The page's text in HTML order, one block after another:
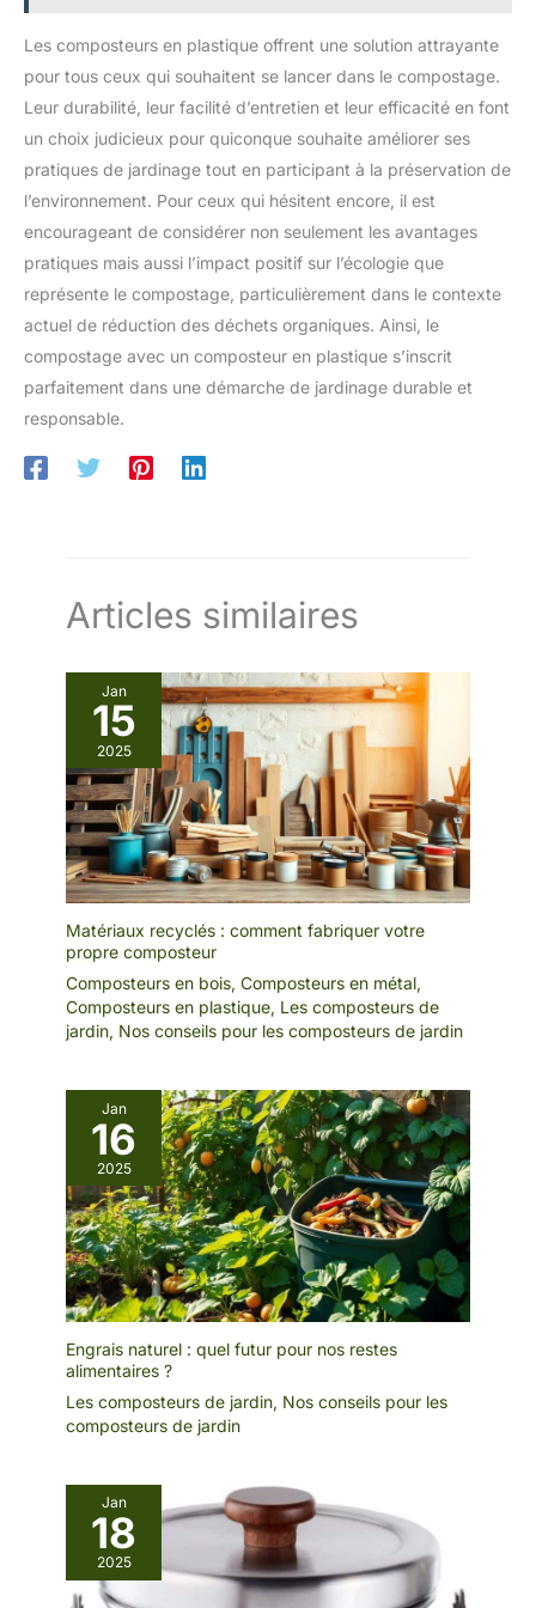
Les composteurs en plastique offrent une solution attrayante
pour tous ceux qui souhaitent se lancer dans le compostage.
Leur durabilité, leur facilité d’entretien et leur efficacité en font
un choix judicieux pour quiconque souhaite améliorer ses
pratiques de jardinage tout en participant à la préservation de
l’environnement. Pour ceux qui hésitent encore, il est
encourageant de considérer non seulement les avantages
pratiques mais aussi l’impact positif sur l’écologie que
représente le compostage, particulièrement dans le contexte
actuel de réduction des déchets organiques. Ainsi, le
compostage avec un composteur en plastique s’inscrit
parfaitement dans une démarche de jardinage durable et
responsable.
Articles similaires
Jan
15
2025
Matériaux recyclés : comment fabriquer votre
propre composteur
Composteurs en bois, Composteurs en métal,
Composteurs en plastique, Les composteurs de
jardin, Nos conseils pour les composteurs de jardin
Jan
16
2025
Engrais naturel : quel futur pour nos restes
alimentaires ?
Les composteurs de jardin, Nos conseils pour les
composteurs de jardin
Jan
18
2025